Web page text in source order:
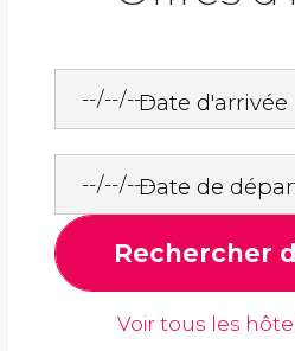
Date d'arrivée
Date de
Rechercher
Voir tous les